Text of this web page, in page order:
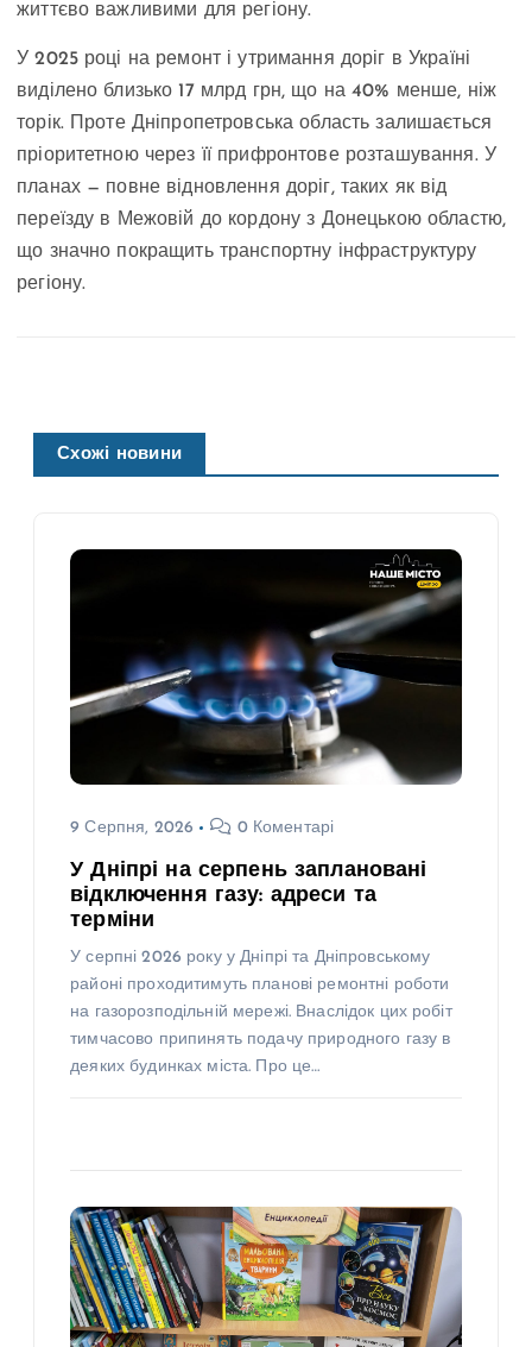
життєво важливими для регіону.
У 2025 році на ремонт і утримання доріг в Україні
виділено близько 17 млрд грн, що на 40% менше, ніж
торік. Проте Дніпропетровська область залишається
пріоритетною через її прифронтове розташування. У
планах — повне відновлення доріг, таких як від
переїзду в Межовій до кордону з Донецькою областю,
що значно покращить транспортну інфраструктуру
регіону.
Схожі новини
9 Серпня, 2026 0 Коментарі
У Дніпрі на серпень заплановані
відключення газу: адреси та
терміни
У серпні 2026 року у Дніпрі та Дніпровському
районі проходитимуть планові ремонтні роботи
на газорозподільній мережі. Внаслідок цих робіт
тимчасово припинять подачу природного газу в
деяких будинках міста. Про це…